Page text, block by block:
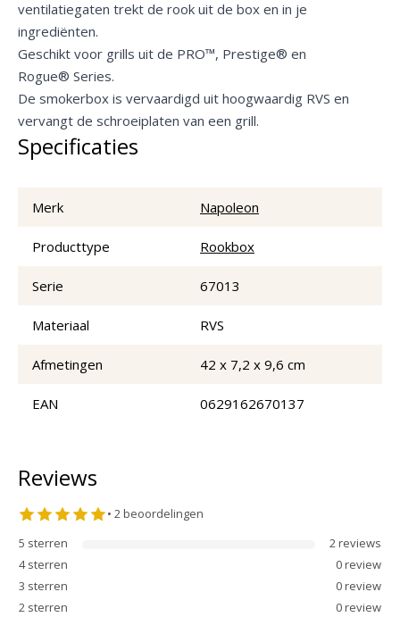
ventilatiegaten trekt de rook uit de box en in je
ingrediënten.
Geschikt voor grills uit de PRO™, Prestige® en
Rogue® Series.
De smokerbox is vervaardigd uit hoogwaardig RVS en
vervangt de schroeiplaten van een grill.
Specificaties
Merk Napoleon
Producttype Rookbox
Serie 67013
Materiaal RVS
Afmetingen 42 x 7,2 x 9,6 cm
EAN 0629162670137
Reviews
• 2 beoordelingen
5 sterren 2 reviews
4 sterren 0review
3 sterren 0review
2 sterren 0review